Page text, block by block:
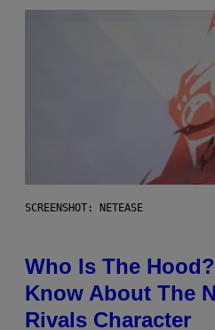
SCREENSHOT: NETEASE
Who Is The
Know About The
Rivals Character